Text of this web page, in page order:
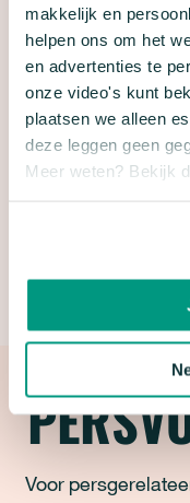
makkelijk en
helpen ons om het
en advertenties te
onze video's kunt
plaatsen we alleen
deze leggen geen
Meer weten? Bekijk
‘Superlijst’
restaurants
duurzaam in te
duurzaam eten de
Dit opinieartikel
op de website van
Voor